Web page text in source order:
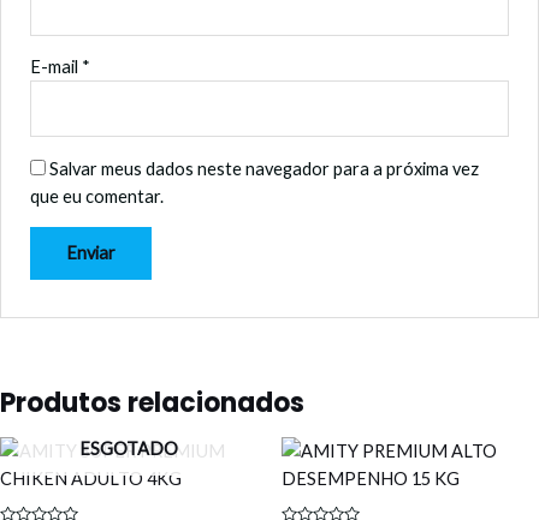
E-mail *
Salvar meus dados neste navegador para a próxima vez
que eu comentar.
Produtos relacionados
ESGOTADO